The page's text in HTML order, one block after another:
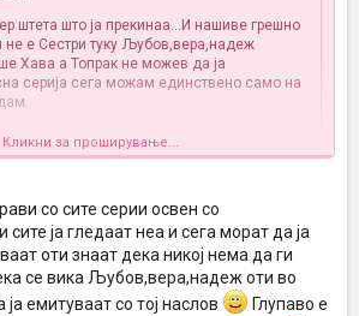
штета што ја прекинаа...И нашиве грешно
не е Сестри туку Љубов,вера,надеж
Хава а Топрак не можев да ја
серија сега можам единствено само на
Сестри. А немаше врска со сестри
44 епизоди а сестриве се разделија во
во Лале и веќе немаше смисла да се
дадо само до 38 епизода и ја прекинаа.
не ја дадоа до крај.
не се викаСестри, а понајмалку пак
Кликни за проширување...
со сите серии освен со
сите ја гледаат неа и сега морат да ја
оти знаат дека никој нема да ги
се вика Љубов,вера,надеж оти во
ја емитуваат со тој наслов
Глупаво е